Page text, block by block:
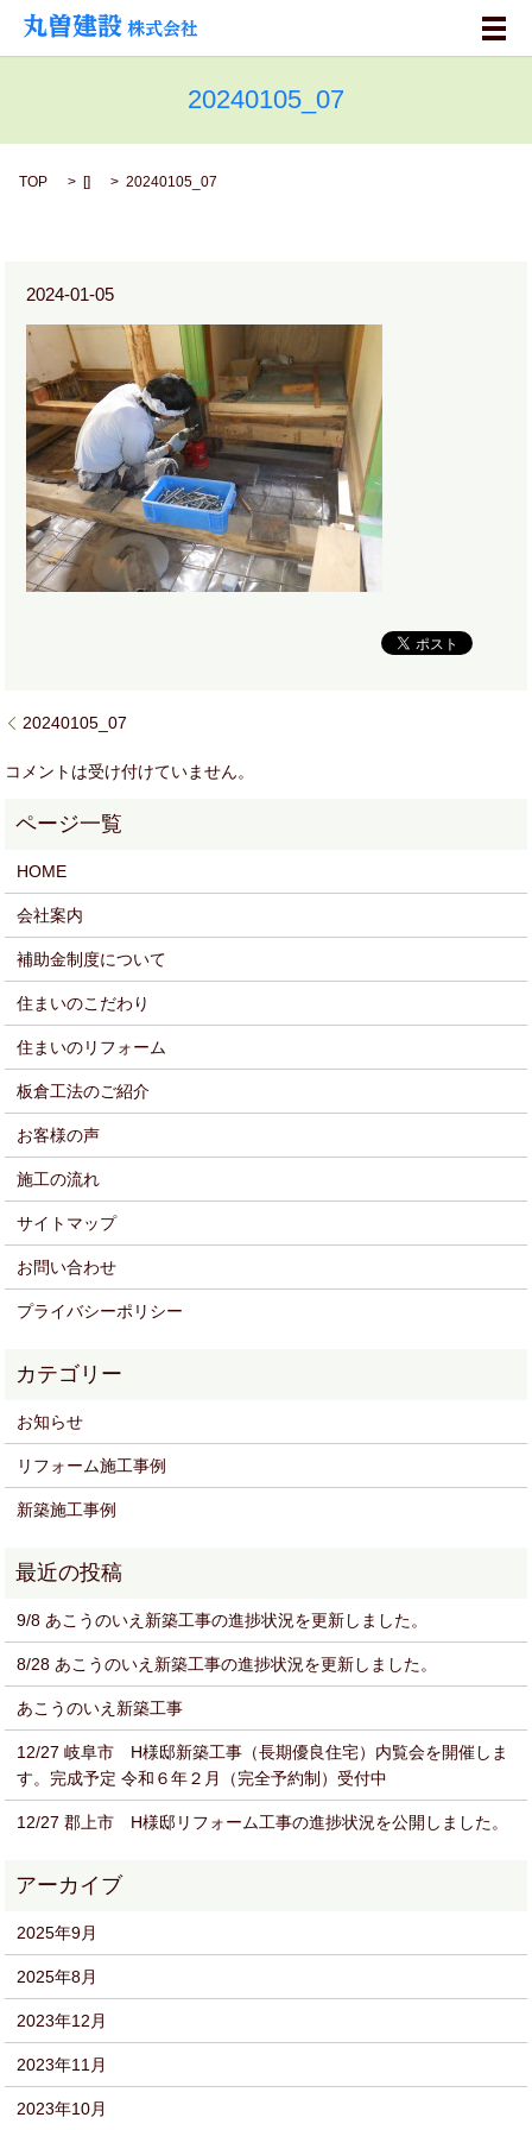
メ
20240105_07
TOP [] 20240105_07
2024-01-05
20240105_07
コメントは受け付けていません。
HOME
会社案内
補助金制度について
住まいのこだわり
住まいのリフォーム
板倉工法のご紹介
お客様の声
施工の流れ
サイトマップ
お問い合わせ
プライバシーポリシー
お知らせ
リフォーム施工事例
新築施工事例
9/8 あこうのいえ新築工事の進捗状況を更新しました。
8/28 あこうのいえ新築工事の進捗状況を更新しました。
あこうのいえ新築工事
12/27 岐阜市 H様邸新築工事（長期優良住宅）内覧会を開催しま
す。完成予定 令和６年２月（完全予約制）受付中
12/27 郡上市 H様邸リフォーム工事の進捗状況を公開しました。
2025年9月
2025年8月
2023年12月
2023年11月
2023年10月